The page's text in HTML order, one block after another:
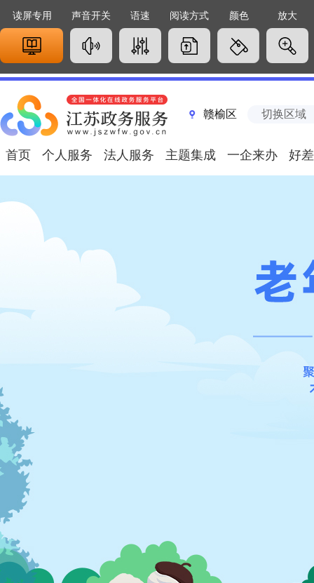
助
按
ALT+1
读屏专用 声音开关 语速 阅读方式 颜色 放大
赣榆区 切换区域
首页 个人服务 法人服务 主题集成 一企来办 好